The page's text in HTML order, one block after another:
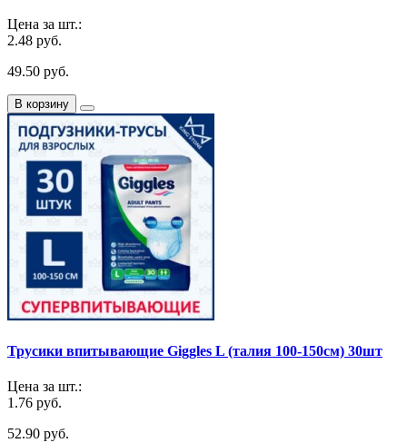
Цена за шт.:
2.48 руб.
49.50 руб.
В корзину
Трусики впитывающие Giggles L (талия 100-150см) 30шт
Цена за шт.:
1.76 руб.
52.90 руб.